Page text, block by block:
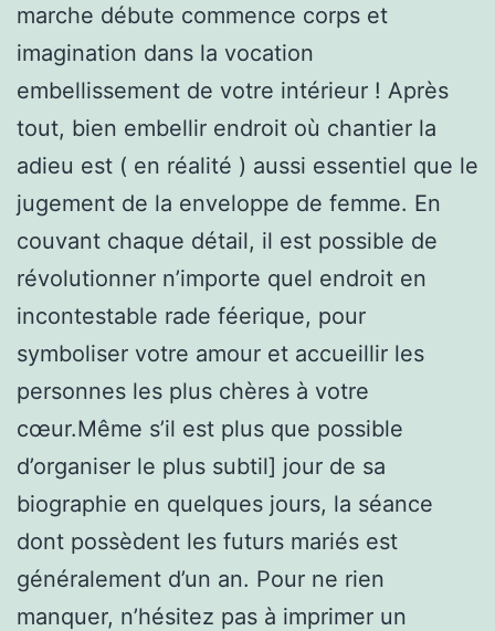
marche débute commence corps et
imagination dans la vocation
embellissement de votre intérieur ! Après
tout, bien embellir endroit où chantier la
adieu est ( en réalité ) aussi essentiel que le
jugement de la enveloppe de femme. En
couvant chaque détail, il est possible de
révolutionner n’importe quel endroit en
incontestable rade féerique, pour
symboliser votre amour et accueillir les
personnes les plus chères à votre
cœur.Même s’il est plus que possible
d’organiser le plus subtil] jour de sa
biographie en quelques jours, la séance
dont possèdent les futurs mariés est
généralement d’un an. Pour ne rien
manquer, n’hésitez pas à imprimer un